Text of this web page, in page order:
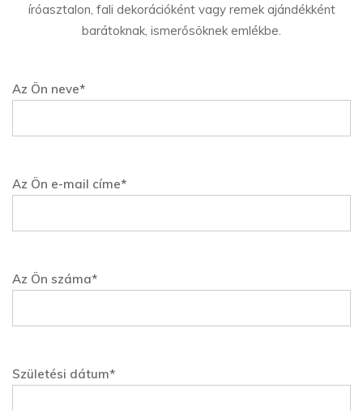
íróasztalon, fali dekorációként vagy remek ajándékként
barátoknak, ismerősöknek emlékbe.
Az Ön neve*
Az Ön e-mail címe*
Az Ön száma*
Születési dátum*